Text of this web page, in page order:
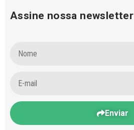
Assine nossa newsletter
Enviar